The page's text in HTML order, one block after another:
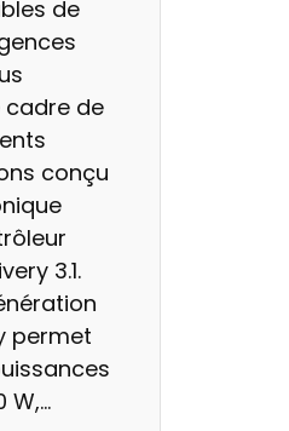
de
cadre de
conçu
3.1.
permet
W,…